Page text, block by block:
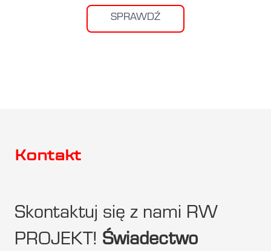
SPRAWDŹ
Kontakt
Skontaktuj się z nami RW
PROJEKT! Świadectwo